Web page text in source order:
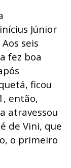
Júnior
seis
fez boa
ficou
então,
atravessou
de Vini, que
o primeiro